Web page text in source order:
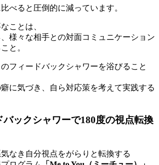
べると圧倒的に減っています。
ことは、
様々な相手との対面コミュニケーション
と。
フィードバックシャワーを浴びること
に気づき、自ら対応策を考えて実践する
バックシャワーで180度の視点転換
なき自分視点をがらりと転換する